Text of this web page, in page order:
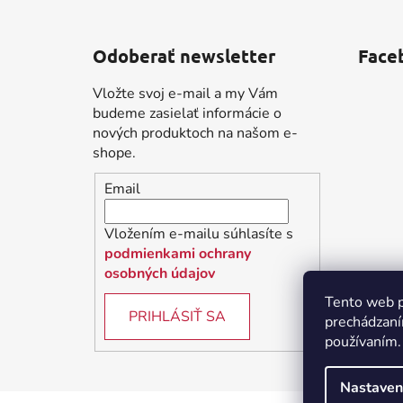
Tento web
Odoberať newsletter
Vložte svoj e-mail a my Vám
budeme zasielať informácie o
nových produktoch na našom e-
shope.
Email
Vložením e-mailu súhlasíte s
podmienkami ochrany
osobných údajov
PRIHLÁSIŤ SA